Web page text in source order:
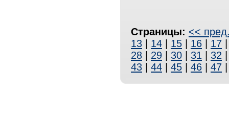
Страницы: <<
13
14 15 16 17
28
29 30 31 32
43
44 45 46 47